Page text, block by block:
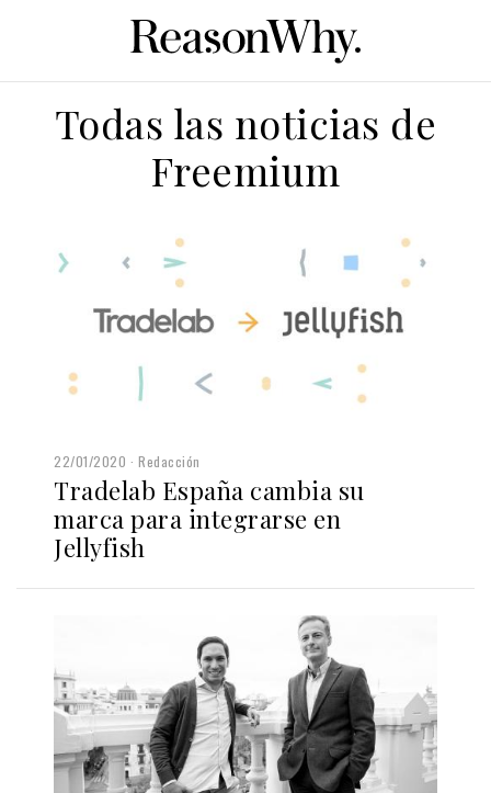
Todas las noticias de
Freemium
22/01/2020 Redacción
Tradelab España cambia su
marca para integrarse en
Jellyfish